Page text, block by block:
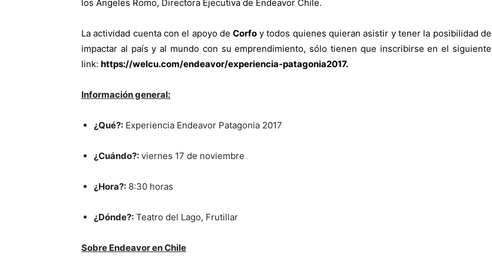
los Ángeles Romo, Directora Ejecutiva de Endeavor Chile.
La actividad cuenta con el apoyo deCorfo y todos quienes quieran asistir y tener la posibilidad de
impactar al país y al mundo con su emprendimiento, sólo tienen que inscribirse en el siguiente
link: https://welcu.com/endeavor/experiencia-patagonia2017.
Información general:
¿Qué?: Experiencia Endeavor Patagonia 2017
¿Cuándo?: viernes 17 de noviembre
¿Hora?: 8:30 horas
¿Dónde?: Teatro del Lago, Frutillar
Sobre Endeavor en Chile